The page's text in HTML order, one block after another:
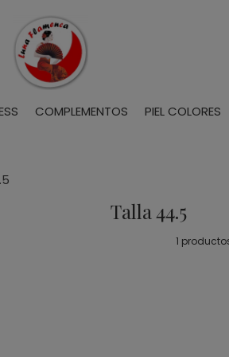
COMPLEMENTOS PIEL COLORES
Talla 44.5
1